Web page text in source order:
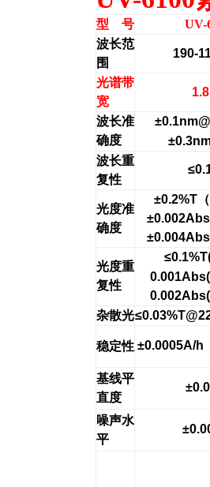
型 号
UV-
波长范
围
190-
光谱带
宽
波长准
确度
波长重
复性
光度准
确度
±0.2%T
光度重
复性
杂散光
稳定性 ±0.0005A/h
基线平
直度
噪声水
平